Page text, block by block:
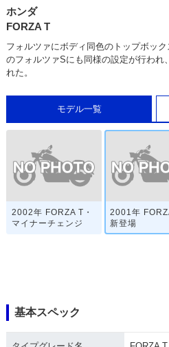
ホンダ
FORZA T
フォルツァにボディ同色のトップボッ
のフォルツァSにも同様の設定が行われ
れた。
モデル一覧
2002年 FORZA T・
マイナーチェンジ
2001年
新登場
基本スペック